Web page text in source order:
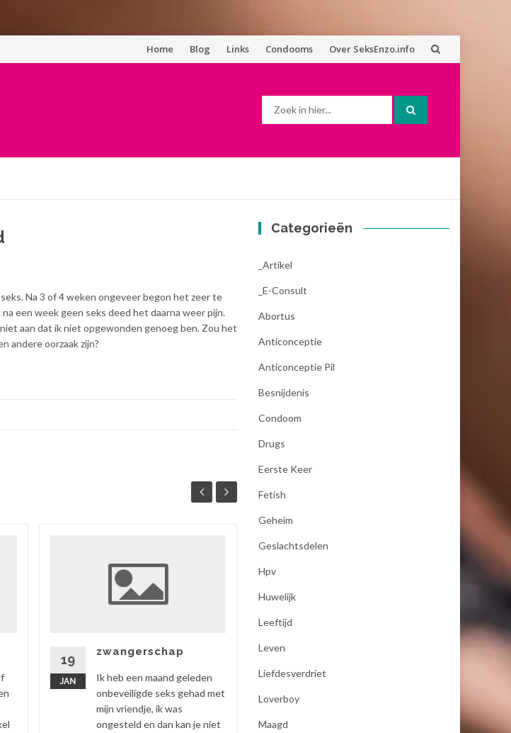
Spring
Home Blog Links Condooms Over SeksEnzo.info
Na 3 of 4 weken ongeveer begon het zeer te
een week geen seks deed het daarna weer pijn.
aan dat ik niet opgewonden genoeg ben. Zou het
andere oorzaak zijn?
19
JAN
zwangerschap
Ik heb een maand geleden
onbeveiligde seks gehad met
mijn vriendje, ik was
ongesteld en dan kan je niet
seksualiteit
Categorieën
_Artikel
_E-Consult
Abortus
Anticonceptie
Anticonceptie Pil
Besnijdenis
Condoom
Drugs
Eerste Keer
Fetish
Geheim
Geslachtsdelen
Hpv
Huwelijk
Leeftijd
Leven
Liefdesverdriet
Loverboy
Maagd